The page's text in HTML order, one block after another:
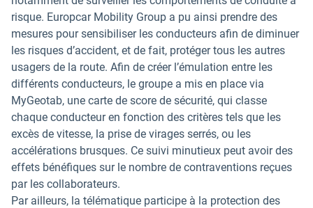
risque. Europcar Mobility Group a pu ainsi prendre des
mesures pour sensibiliser les conducteurs afin de diminuer
les risques d’accident, et de fait, protéger tous les autres
usagers de la route. Afin de créer l’émulation entre les
différents conducteurs, le groupe a mis en place via
MyGeotab, une carte de score de sécurité, qui classe
chaque conducteur en fonction des critères tels que les
excès de vitesse, la prise de virages serrés, ou les
accélérations brusques. Ce suivi minutieux peut avoir des
effets bénéfiques sur le nombre de contraventions reçues
par les collaborateurs.
Par ailleurs, la télématique participe à la protection des